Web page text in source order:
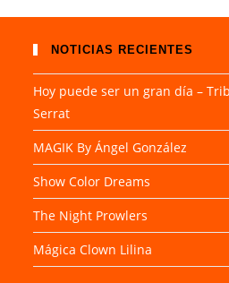
NOTICIAS RECIENTES
Hoy puede ser un gran día –
Serrat
MAGIK By Ángel González
Show Color Dreams
The Night Prowlers
Mágica Clown Lilina